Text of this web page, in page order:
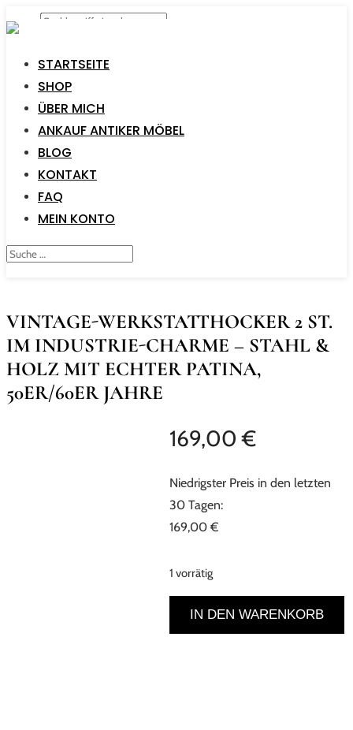
STARTSEITE
SHOP
ÜBER MICH
ANKAUF ANTIKER MÖBEL
BLOG
KONTAKT
FAQ
MEIN KONTO
VINTAGE-WERKSTATTHOCKER 2 ST.
IM INDUSTRIE-CHARME – STAHL &
HOLZ MIT ECHTER PATINA,
50ER/60ER JAHRE
169,00€
Niedrigster Preis in den letzten
30 Tagen:
169,00€
1 vorrätig
IN DEN WARENKORB